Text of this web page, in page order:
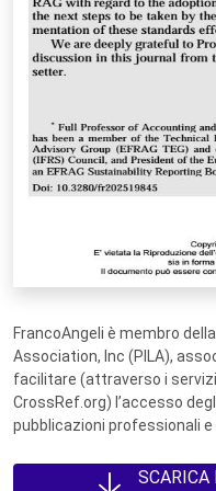
FrancoAngeli è membro
Association, Inc (PILA),
facilitare (attraverso i
CrossRef.org) l’accesso
pubblicazioni professionali e
SCARICA